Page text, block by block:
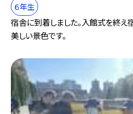
６年生
宿舎に到着しました。入館式を終え
美しい景色です。